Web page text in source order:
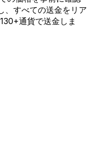
、すべての送金をリア
通貨で送金しま